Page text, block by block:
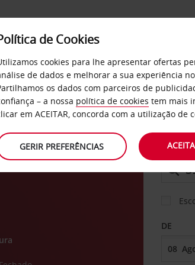
SERVIÇOS EMPRESAS
DE
de Cookies
cookies para lhe apresentar ofertas
de dados e melhorar a sua experiência
os dados com parceiros de
– a nossa política de cookies tem mais
em ACEITAR, concorda com a utilização de
GERIR PREFERÊNCIAS